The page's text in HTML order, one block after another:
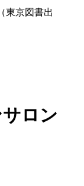
東京図書出
サロン